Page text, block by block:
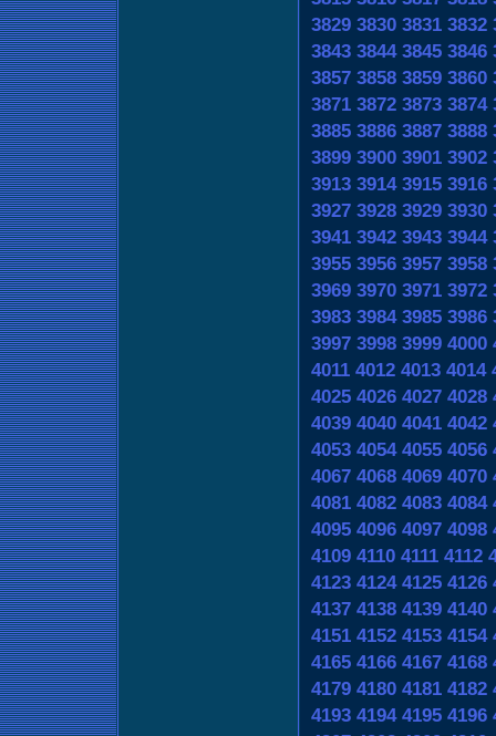
3829 3830 3831 3832
3843 3844 3845 3846
3857 3858 3859 3860
3871 3872 3873 3874
3885 3886 3887 3888
3899 3900 3901 3902
3913 3914 3915 3916
3927 3928 3929 3930
3941 3942 3943 3944
3955 3956 3957 3958
3969 3970 3971 3972
3983 3984 3985 3986
3997 3998 3999 4000
4011 4012 4013 4014
4025 4026 4027 4028
4039 4040 4041 4042
4053 4054 4055 4056
4067 4068 4069 4070
4081 4082 4083 4084
4095 4096 4097 4098
4109 4110 4111 4112
4123 4124 4125 4126
4137 4138 4139 4140
4151 4152 4153 4154
4165 4166 4167 4168
4179 4180 4181 4182
4193 4194 4195 4196